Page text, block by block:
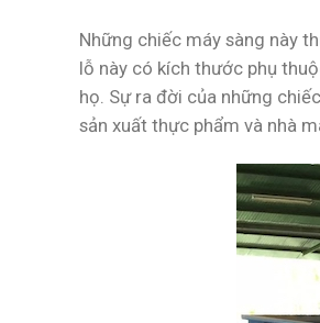
Những chiếc máy sàng này
lỗ này có kích thước phụ
họ. Sự ra đời của những
sản xuất thực phẩm và nhà